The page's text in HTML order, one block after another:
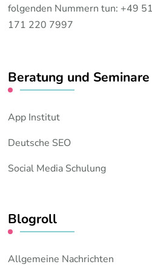
folgenden Nummern tun: +49
171 220 7997
Beratung und Seminare
App Institut
Deutsche SEO
Social Media Schulung
Blogroll
Allgemeine Nachrichten